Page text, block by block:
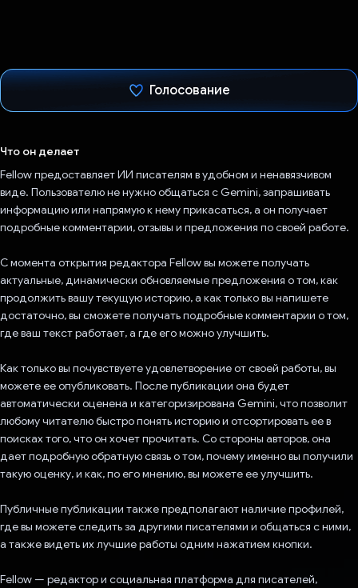
Голосование
Что он делает
Fellow предоставляет ИИ писателям в удобном и ненавязчивом
виде. Пользователю не нужно общаться с Gemini, запрашивать
информацию или напрямую к нему прикасаться, а он получает
подробные комментарии, отзывы и предложения по своей работе.
С момента открытия редактора Fellow вы можете получать
актуальные, динамически обновляемые предложения о том, как
продолжить вашу текущую историю, а как только вы напишете
достаточно, вы сможете получать подробные комментарии о том,
где ваш текст работает, а где его можно улучшить.
Как только вы почувствуете удовлетворение от своей работы, вы
можете ее опубликовать. После публикации она будет
автоматически оценена и категоризирована Gemini, что позволит
любому читателю быстро понять историю и отсортировать ее в
поисках того, что он хочет прочитать. Со стороны авторов, она
дает подробную обратную связь о том, почему именно вы получили
такую ​​оценку, и как, по его мнению, вы можете ее улучшить.
Публичные публикации также предполагают наличие профилей,
где вы можете следить за другими писателями и общаться с ними,
а также видеть их лучшие работы одним нажатием кнопки.
Fellow — редактор и социальная платформа для писателей,